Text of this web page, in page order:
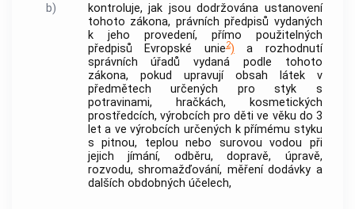
b)
kontroluje, jak jsou dodržována ustanovení
tohoto zákona, právních předpisů vydaných
k jeho provedení, přímo použitelných
předpisů Evropské unie2) a rozhodnutí
správních úřadů vydaná podle tohoto
zákona, pokud upravují obsah látek v
předmětech určených pro styk s
potravinami, hračkách, kosmetických
prostředcích, výrobcích pro děti ve věku do 3
let a ve výrobcích určených k přímému styku
s pitnou, teplou nebo surovou vodou při
jejich jímání, odběru, dopravě, úpravě,
rozvodu, shromažďování, měření dodávky a
dalších obdobných účelech,